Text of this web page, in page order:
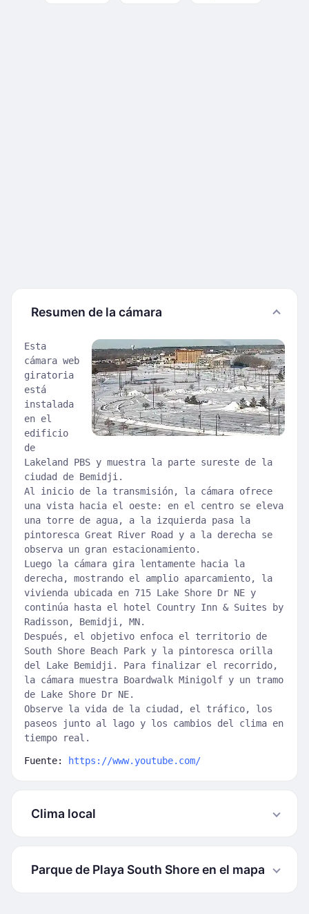
Resumen de la cámara
Esta
cámara web
giratoria
está
instalada
en el
edificio
de
Lakeland PBS y muestra la parte sureste de la
ciudad de Bemidji.
Al inicio de la transmisión, la cámara ofrece
una vista hacia el oeste: en el centro se eleva
una torre de agua, a la izquierda pasa la
pintoresca Great River Road y a la derecha se
observa un gran estacionamiento.
Luego la cámara gira lentamente hacia la
derecha, mostrando el amplio aparcamiento, la
vivienda ubicada en 715 Lake Shore Dr NE y
continúa hasta el hotel Country Inn & Suites by
Radisson, Bemidji, MN.
Después, el objetivo enfoca el territorio de
South Shore Beach Park y la pintoresca orilla
del Lake Bemidji. Para finalizar el recorrido,
la cámara muestra Boardwalk Minigolf y un tramo
de Lake Shore Dr NE.
Observe la vida de la ciudad, el tráfico, los
paseos junto al lago y los cambios del clima en
tiempo real.
Fuente: https://www.youtube.com/
Clima local
Parque de Playa South Shore en el mapa